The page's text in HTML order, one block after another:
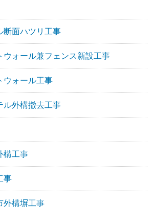
断面ハツリ工事
ウォール兼フェンス新設工事
ウォール工事
ル外構撤去工事
構工事
事
外構塀工事